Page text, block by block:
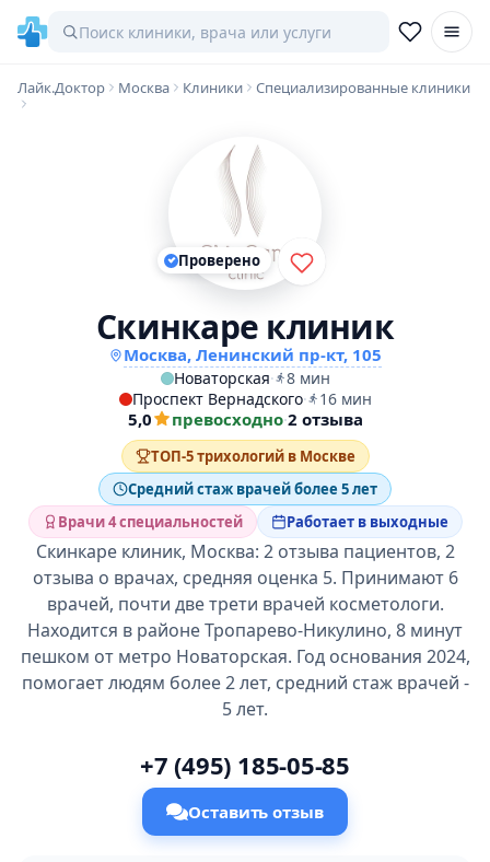
Лайк.Доктор Москва Клиники Специализированные клиники
Проверено
Скинкаре клиник
Москва, Ленинский пр-кт, 105
Новаторская·
8 мин
Проспект Вернадского· 16 мин
5,0 превосходно·2 отзыва
ТОП-5 трихологий в Москве
Средний стаж врачей более 5 лет
Врачи 4 специальностей
Работает в выходные
Скинкаре клиник, Москва: 2 отзыва пациентов, 2
отзыва о врачах, средняя оценка 5. Принимают 6
врачей, почти две трети врачей косметологи.
Находится в районе Тропарево-Никулино, 8 минут
пешком от метро Новаторская. Год основания 2024,
помогает людям более 2 лет, средний стаж врачей -
5 лет.
+7 (495) 185-05-85
Оставить отзыв